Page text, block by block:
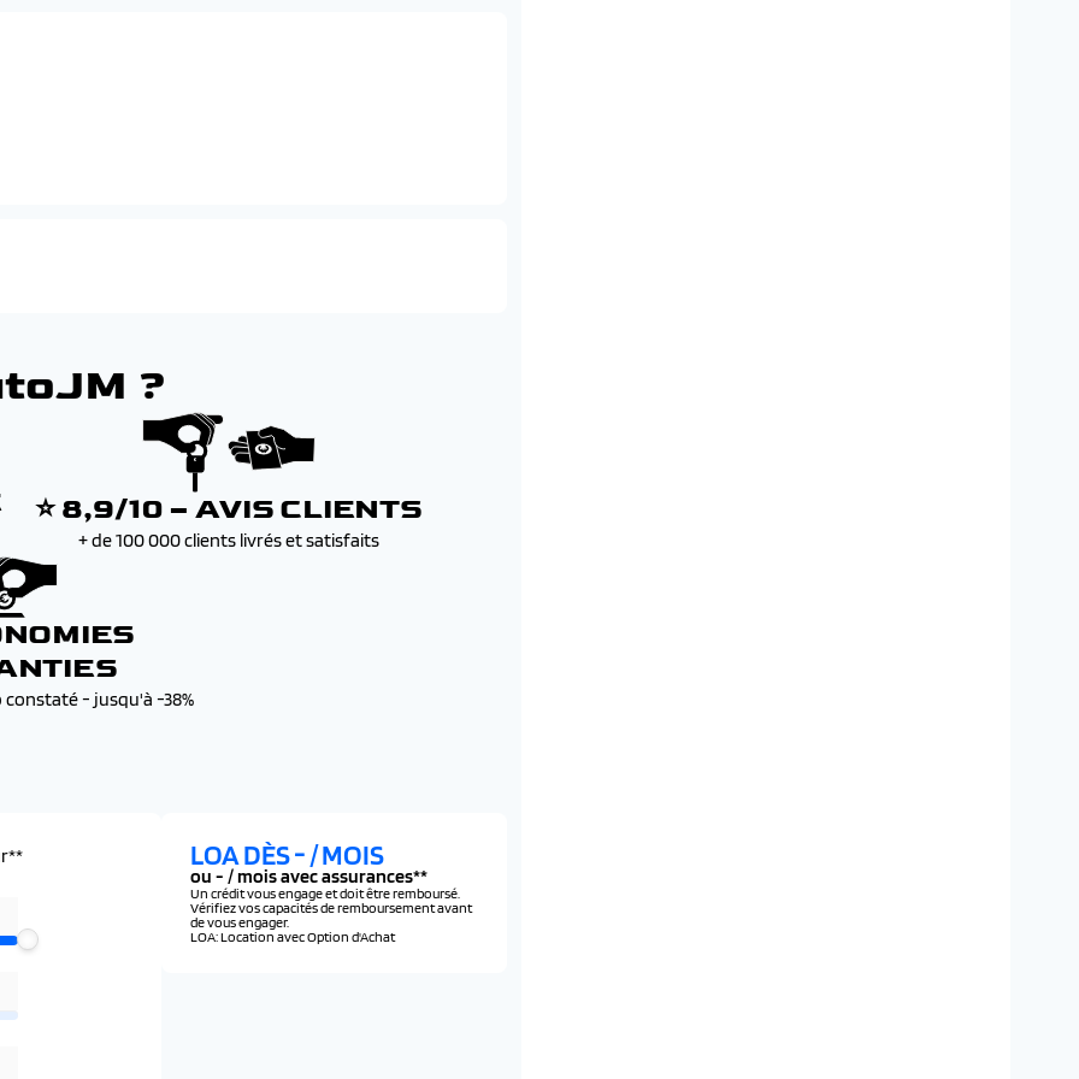
?
⭐ 8,9/10 – AVIS CLIENTS
+ de 100 000 clients livrés et satisfaits
constaté - jusqu'à -38%
LOA DÈS-/ MOIS
ou- / mois avec assurances**
Un crédit vous engage et doit être remboursé.
Vérifiez vos capacités de remboursement avant
de vous engager.
LOA: Location avec Option d'Achat